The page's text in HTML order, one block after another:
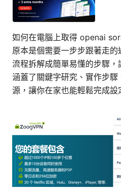
如何在電腦上取得 openai
原本是個需要一步步跟著走
流程拆解成簡單易懂的步驟
涵蓋了關鍵字研究、實作步
源，讓你在家也能輕鬆完成設